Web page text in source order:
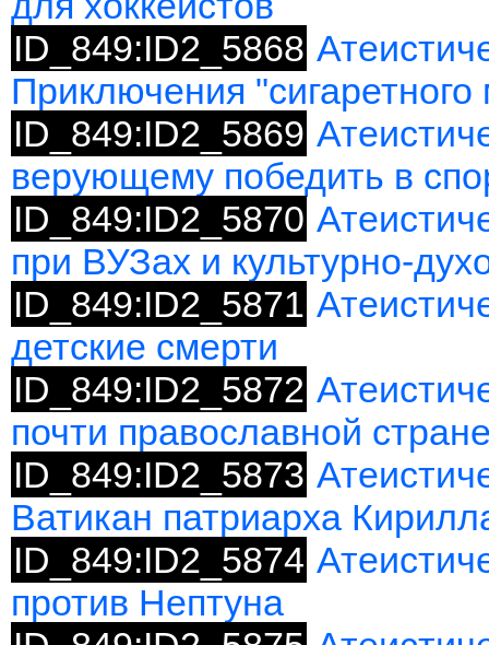
ID_849:ID2_5868
Приключения
ID_849:ID2_5869
верующему победить в
ID_849:ID2_5870
при ВУЗах и культурно-
ID_849:ID2_5871
детские смерти
ID_849:ID2_5872
почти православной
ID_849:ID2_5873
Ватикан патриарха
ID_849:ID2_5874
против Нептуна